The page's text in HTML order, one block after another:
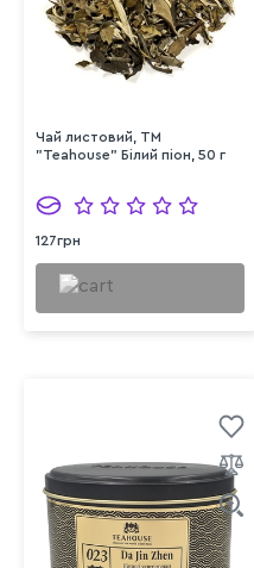
Чай листовий, ТМ
"Teahouse" Білий піон, 50 г
127грн